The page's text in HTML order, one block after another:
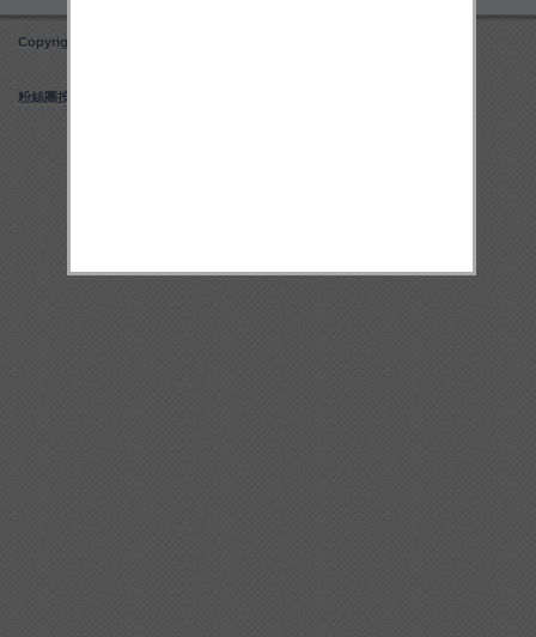
Copyright 3C 新報
粉絲團按讚: